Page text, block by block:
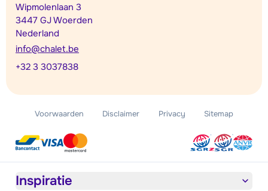
Wipmolenlaan 3
3447 GJ Woerden
Nederland
info@chalet.be
+32 3 3037838
Voorwaarden Disclaimer Privacy Sitemap
Inspiratie